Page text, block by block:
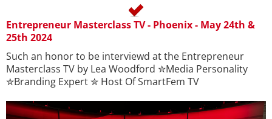
Entrepreneur Masterclass TV - Phoenix - May 24th &
25th 2024
Such an honor to be interviewd at the Entrepreneur
Masterclass TV by Lea Woodford ✮Media Personality
✮Branding Expert ✮ Host Of SmartFem TV